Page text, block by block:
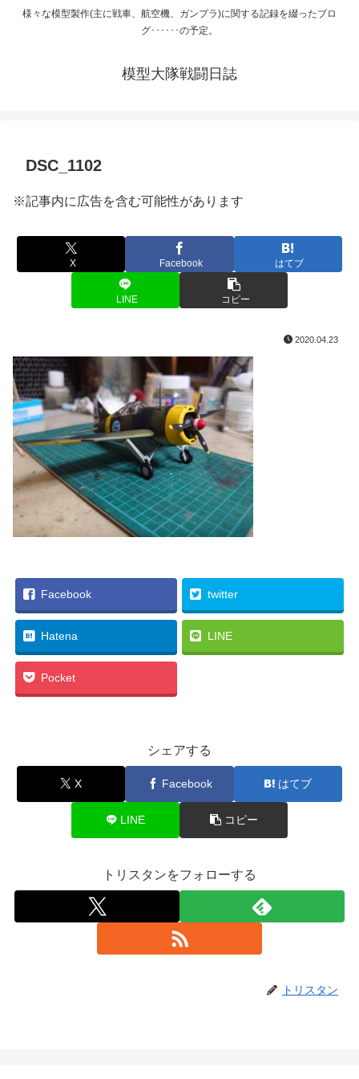
様々な模型製作(主に戦車、航空機、ガンプラ)に関する記録を綴ったブロ
グ･･････の予定。
模型大隊戦闘日誌
DSC_1102
※記事内に広告を含む可能性があります
X Facebook はてブ
LINE コピー
2020.04.23
Facebook twitter
Hatena LINE
Pocket
シェアする
X Facebook はてブ
LINE コピー
トリスタンをフォローする
トリスタン